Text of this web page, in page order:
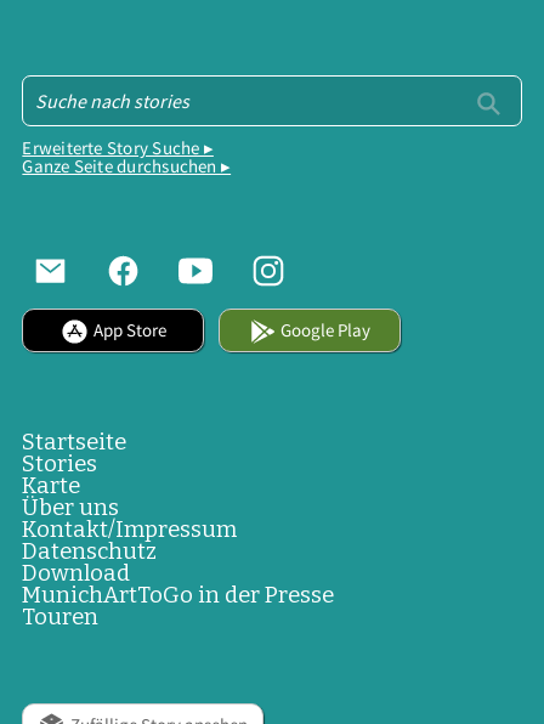
Erweiterte Story Suche ▸
Ganze Seite durchsuchen ▸
App Store Google Play
Startseite
Stories
Karte
Über uns
Kontakt/Impressum
Datenschutz
Download
MunichArtToGo in der Presse
Touren